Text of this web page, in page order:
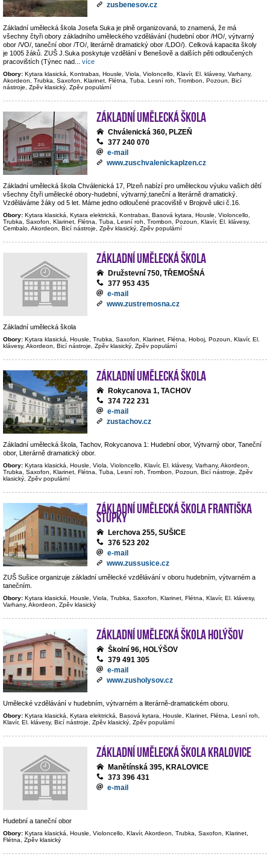
zusbenesov.cz
Základní umělecká škola Josefa Suka je plně organizovaná, to znamená, že má
všechny čtyři obory základního uměleckého vzdělávání (hudební obor /HO/, výtvarný
obor /VO/, taneční obor /TO/, literárně dramatický obor /LDO/). Celková kapacita školy
je 1005 žáků. ZUŠ J.Suka poskytuje vzdělání v Benešově a dalších pěti odloučených
pracovištích (Týnec nad
více
Obory: Kytara klasická, Kontrabas, Housle, Viola, Violoncello, Klavír, El. klávesy, Varhany,
Akordeon, Trubka, Saxofon, Klarinet, Flétna, Tuba, Lesní roh, Trombon, Pozoun, Bicí
nástroje, Zpěv klasický, Zpěv populární
Základní umělecká škola
Chválenická 360, PLZEŇ
377 240 070
e-mail
www.zuschvalenickaplzen.cz
Základní umělecká škola Chválenická 17, Plzeň nabízí pro uměleckou výuku vašich dětí
všechny čtyři umělecké obory-hudební, výtvarný,taneční a literárně dramatický.
Vzděláváme žáky od 5 let. Máme jedno odloučené pracoviště v Brojově ulici č.16.
Obory: Kytara klasická, Kytara elektrická, Kontrabas, Basová kytara, Housle, Violoncello,
Trubka, Saxofon, Klarinet, Flétna, Tuba, Lesní roh, Trombon, Pozoun, Klavír, El. klávesy,
Cembalo, Akordeon, Bicí nástroje, Zpěv klasický, Zpěv populární
Základní umělecká škola
Družstevní 750, TŘEMOŠNÁ
377 953 435
e-mail
www.zustremosna.cz
Základní umělecká škola
Obory: Kytara klasická, Housle, Trubka, Saxofon, Klarinet, Flétna, Hoboj, Pozoun, Klavír, El.
klávesy, Akordeon, Bicí nástroje, Zpěv klasický, Zpěv populární
Základní umělecká škola
Rokycanova 1, TACHOV
374 722 231
e-mail
zustachov.cz
Základní umělecká škola, Tachov, Rokycanova 1: Hudební obor, Výtvarný obor, Taneční
obor, Literárně dramatický obor.
Obory: Kytara klasická, Housle, Viola, Violoncello, Klavír, El. klávesy, Varhany, Akordeon,
Trubka, Saxofon, Klarinet, Flétna, Tuba, Lesní roh, Trombon, Pozoun, Bicí nástroje, Zpěv
klasický, Zpěv populární
Základní umělecká škola Františka
Stupky
Lerchova 255, SUŠICE
376 523 202
e-mail
www.zussusice.cz
ZUŠ Sušice organizuje základní umělecké vzdělávání v oboru hudebním, výtvarném a
tanečním.
Obory: Kytara klasická, Housle, Viola, Trubka, Saxofon, Klarinet, Flétna, Klavír, El. klávesy,
Varhany, Akordeon, Zpěv klasický
Základní umělecká škola Holýšov
Školní 96, HOLÝŠOV
379 491 305
e-mail
www.zusholysov.cz
Umělecké vzdělávání v hudebním, výtvarném a literárně-dramatickém oboru.
Obory: Kytara klasická, Kytara elektrická, Basová kytara, Housle, Klarinet, Flétna, Lesní roh,
Klavír, El. klávesy, Bicí nástroje, Zpěv klasický, Zpěv populární
Základní umělecká škola Kralovice
Manětínská 395, KRALOVICE
373 396 431
e-mail
Hudební a taneční obor
Obory: Kytara klasická, Housle, Violoncello, Klavír, Akordeon, Trubka, Saxofon, Klarinet,
Flétna, Zpěv klasický